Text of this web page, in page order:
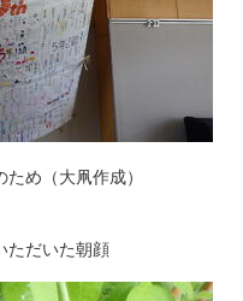
め（大凧作成）
ただいた朝顔